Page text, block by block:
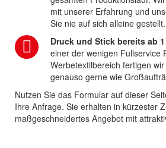
mit unserer Erfahrung und
Sie nie auf sich alleine gestellt.
Druck und Stick bereits ab
einer der wenigen Fullservice
Werbetextilbereich fertigen
genauso gerne wie
Nutzen Sie das Formular auf dieser
Ihre Anfrage. Sie erhalten in kürzester
maßgeschneidertes Angebot mit